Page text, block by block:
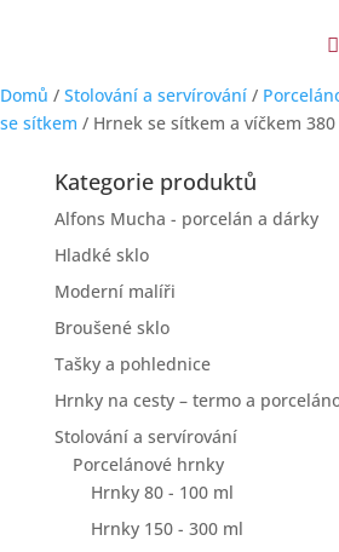
Domů / Stolování a servírování /
se sítkem / Hrnek se sítkem a víčkem
Kategorie produktů
Alfons Mucha - porcelán a dárky
Hladké sklo
Moderní malíři
Broušené sklo
Tašky a pohlednice
Hrnky na cesty – termo a
Stolování a servírování
Porcelánové hrnky
Hrnky 80 - 100 ml
Hrnky 150 - 300 ml